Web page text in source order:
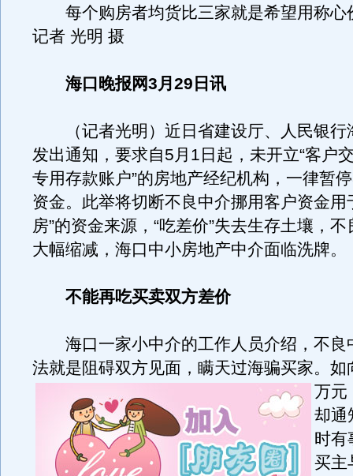
每个购房者均货比三家就是希望用称心
记者 光明 摄
海口晚报网3月29日讯
（记者光明）近日省建设厅、人民银行
发出通知，要求自5月1日起，未开立“客户
专用存款账户”的房地产经纪机构，一律暂
资金。此举将切断不良中介挪用客户资金用
房”的资金来源，“吃差价”失去生存土壤，
大幅缩减，海口中小房地产中介面临洗牌。
不能再吃买卖双方差价
海口一家小中介的工作人员介绍，不良
法就是阻碍双方见面，瞒天过海骗买家。 如
万元
却通
时有
买主